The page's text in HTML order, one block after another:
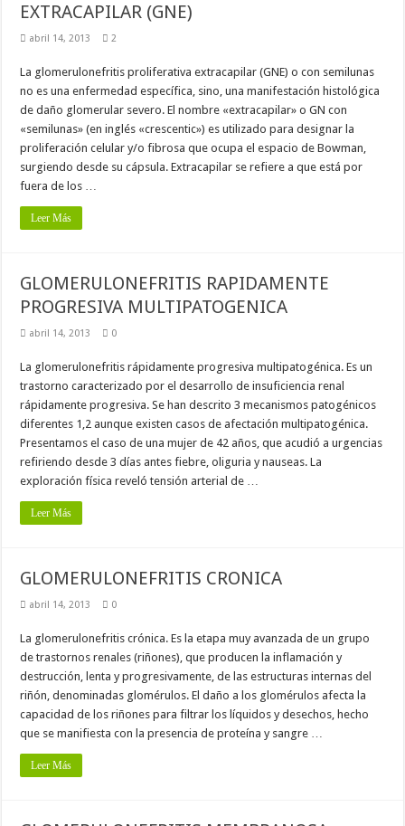
EXTRACAPILAR (GNE)
abril 14, 2013 2
La glomerulonefritis proliferativa extracapilar (GNE) o con semilunas
no es una enfermedad específica, sino, una manifestación histológica
de daño glomerular severo. El nombre «extracapilar» o GN con
«semilunas» (en inglés «crescentic») es utilizado para designar la
proliferación celular y/o fibrosa que ocupa el espacio de Bowman,
surgiendo desde su cápsula. Extracapilar se refiere a que está por
fuera de los …
Leer Más
GLOMERULONEFRITIS RAPIDAMENTE
PROGRESIVA MULTIPATOGENICA
abril 14, 2013 0
La glomerulonefritis rápidamente progresiva multipatogénica. Es un
trastorno caracterizado por el desarrollo de insuficiencia renal
rápidamente progresiva. Se han descrito 3 mecanismos patogénicos
diferentes 1,2 aunque existen casos de afectación multipatogénica.
Presentamos el caso de una mujer de 42 años, que acudió a urgencias
refiriendo desde 3 días antes fiebre, oliguria y nauseas. La
exploración física reveló tensión arterial de …
Leer Más
GLOMERULONEFRITIS CRONICA
abril 14, 2013 0
La glomerulonefritis crónica. Es la etapa muy avanzada de un grupo
de trastornos renales (riñones), que producen la inflamación y
destrucción, lenta y progresivamente, de las estructuras internas del
riñón, denominadas glomérulos. El daño a los glomérulos afecta la
capacidad de los riñones para filtrar los líquidos y desechos, hecho
que se manifiesta con la presencia de proteína y sangre …
Leer Más